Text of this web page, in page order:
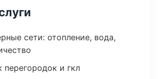
сети: отопление, вода,
и гкл